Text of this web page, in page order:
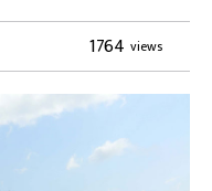
1764 views